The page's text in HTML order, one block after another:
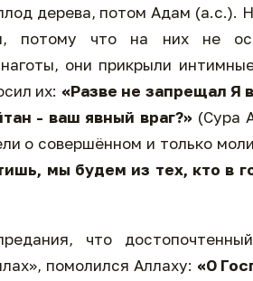
дерева, потом Адам (а.с.).
потому что на них не
они прикрыли
их: «Разве не запрещал Я
- ваш явный враг?» (Сура
о совершённом и только
мы будем из тех, кто в
что
помолился Аллаху: «О